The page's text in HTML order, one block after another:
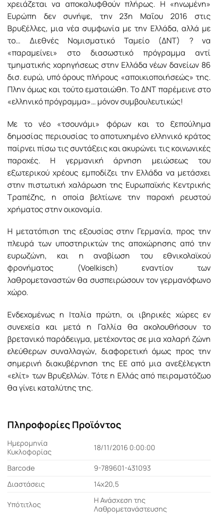
χρειάζεται να αποκαλυφθούν πλήρως. Η «ηνωμένη»
Ευρώπη δεν συνήψε, την 23η Μαΐου 2016 στις
Βρυξέλλες, μια νέα συμφωνία με την Ελλάδα, αλλά με
το… Διεθνές Νομισματικό Ταμείο (ΔΝΤ) ? να
«παραμείνει» στο διασωστικό πρόγραμμα αντί
τμηματικής χορηγήσεως στην Ελλάδα νέων δανείων 86
δισ. ευρώ, υπό όρους πλήρους «αποικιοποιήσεώς» της.
Πλην όμως και τούτο εματαιώθη. Το ΔΝΤ παρέμεινε στο
«ελληνικό πρόγραμμα»… μόνον συμβουλευτικώς!
Με το νέο «τσουνάμι» φόρων και το ξεπούλημα
δημοσίας περιουσίας το αποτυχημένο ελληνικό κράτος
παίρνει πίσω τις συντάξεις και ακυρώνει τις κοινωνικές
παροχές. Η γερμανική άρνηση μειώσεως του
εξωτερικού χρέους εμποδίζει την Ελλάδα να μετάσχει
στην πιστωτική χαλάρωση της Ευρωπαϊκής Κεντρικής
Τραπέζης, η οποία βελτίωνε την παροχή ρευστού
χρήματος στην οικονομία.
Η μετατόπιση της εξουσίας στην Γερμανία, προς την
πλευρά των υποστηρικτών της αποχώρησης από την
ευρωζώνη, και η αναβίωση του εθνικολαϊκού
φρονήματος (Voelkisch) εναντίον των
λαθρομεταναστών θα συσπειρώσουν τον γερμανόφωνο
χώρο.
Ενδεχομένως η Ιταλία πρώτη, οι ιβηρικές χώρες εν
συνεχεία και μετά η Γαλλία θα ακολουθήσουν το
βρετανικό παράδειγμα, μετέχοντας σε μια χαλαρή ζώνη
ελεύθερων συναλλαγών, διαφορετική όμως προς την
σημερινή διακυβέρνηση της ΕΕ από μια ανεξέλεγκτη
«ελίτ» των Βρυξελλών. Τότε η Ελλάς από πειραματό­ζωο
θα γίνει καταλύτης της.
Πληροφορίες Προϊόντος
Ημερομηνία
Κυκλοφορίας
18/11/2016 0:00:00
Barcode
9-789601-431093
Διαστάσεις
14x20,5
Υπότιτλος
Η Ανάσχεση της
Λαθρομετανάστευσης